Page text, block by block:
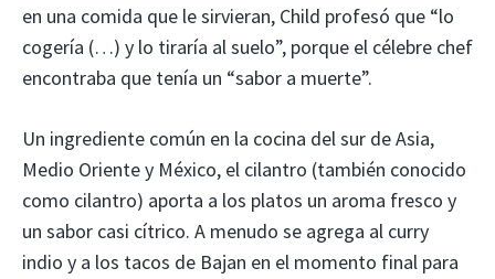
en una comida que le sirvieran, Child profesó que “lo
cogería (…) y lo tiraría al suelo”, porque el célebre chef
encontraba que tenía un “sabor a muerte”.
Un ingrediente común en la cocina del sur de Asia,
Medio Oriente y México, el cilantro (también conocido
como cilantro) aporta a los platos un aroma fresco y
un sabor casi cítrico. A menudo se agrega al curry
indio y a los tacos de Bajan en el momento final para